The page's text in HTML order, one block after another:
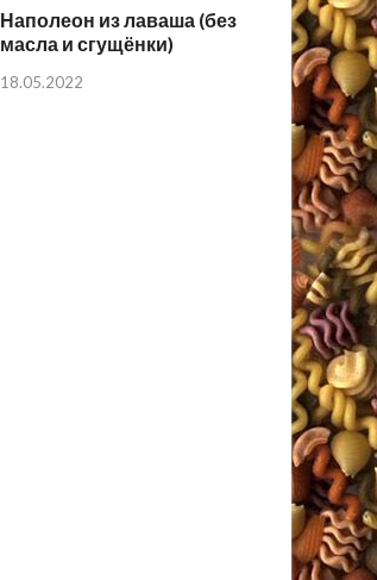
Наполеон из лаваша (без
масла и сгущёнки)
18.05.2022